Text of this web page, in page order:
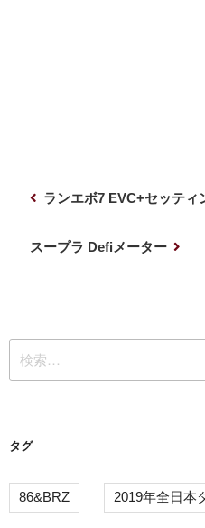
シ
ョ
ランエボ7 EVC+セッティ
スープラ Defiメーター
索:
タグ
86&BRZ 2019年全日本